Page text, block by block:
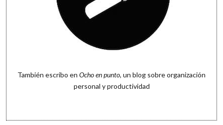
También escribo en Ocho en punto, un blog sobre organización
personal y productividad